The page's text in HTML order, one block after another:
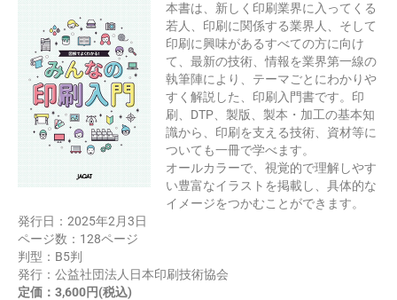
本書は、新しく印刷業界に入ってくる
若人、印刷に関係する業界人、そして
印刷に興味があるすべての方に向け
て、最新の技術、情報を業界第一線の
執筆陣により、テーマごとにわかりや
すく解説した、印刷入門書です。印
刷、DTP、製版、製本・加工の基本知
識から、印刷を支える技術、資材等に
ついても一冊で学べます。
オールカラーで、視覚的で理解しやす
い豊富なイラストを掲載し、具体的な
イメージをつかむことができます。
発行日：2025年2月3日
ページ数：128ページ
判型：B5判
発行：公益社団法人日本印刷技術協会
定価：3,600円(税込)